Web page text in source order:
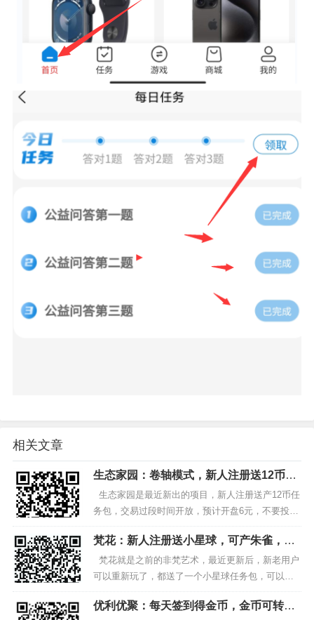
相关文章
生态家园：卷轴模式，新人注册送12币任
务包，预计开盘6元
生态家园是最近新出的项目，新人注册送产12币任
务包，交易过段时间开放，预计开盘6元，不要投
资，零撸就好。 1.手机浏览器打开扫一扫：注册生
态家园，下载安装登入后，点击我的-实...
梵花：新人注册送小星球，可产朱雀，交
易已开，价格7.5元
梵花就是之前的非梵艺术，最近更新后，新老用户
可以重新玩了，都送了一个小星球任务包，可以产
出朱雀，交易已开，价格7.5元，不要投资，零撸就
好。 1.手机浏览器扫一扫：注册梵花，...
优利优聚：每天签到得金币，金币可转